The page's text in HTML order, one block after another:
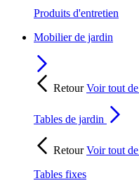
Produits d'entretien
Mobilier de jardin
RetourVoir tout de
Tables de jardin
RetourVoir tout de
Tables fixes